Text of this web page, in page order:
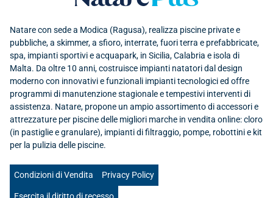
Natare con sede a Modica (Ragusa), realizza piscine private e
pubbliche, a skimmer, a sfioro, interrate, fuori terra e prefabbricate,
spa, impianti sportivi e acquapark, in Sicilia, Calabria e isola di
Malta. Da oltre 10 anni, costruisce impianti natatori dal design
moderno con innovativi e funzionali impianti tecnologici ed offre
programmi di manutenzione stagionale e tempestivi interventi di
assistenza. Natare, propone un ampio assortimento di accessori e
attrezzature per piscine delle migliori marche in vendita online: cloro
(in pastiglie e granulare), impianti di filtraggio, pompe, robottini e kit
per la pulizia delle piscine.
Condizioni di Vendita Privacy Policy